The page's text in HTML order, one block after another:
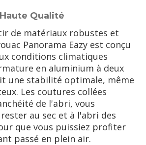
Qualité
de matériaux robustes et
Panorama Eazy est conçu
conditions climatiques
en aluminium à deux
une stabilité optimale, même
Les coutures collées
de l'abri, vous
au sec et à l'abri des
que vous puissiez profiter
passé en plein air.